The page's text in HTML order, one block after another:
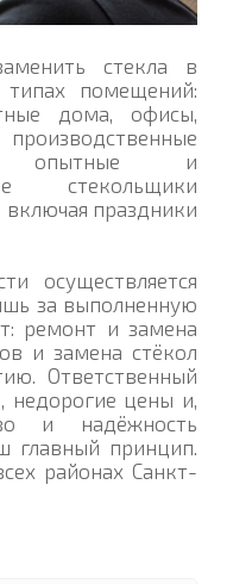
стекла в
помещений:
дома, офисы,
опытные и
стекольщики
праздники
осуществляется
за выполненную
ремонт и замена
и замена стёкол
Ответственный
недорогие цены и,
и надёжность
принцип.
районах Санкт-